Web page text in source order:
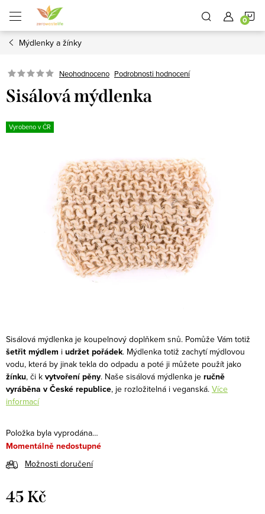
obsah
Mýdlenky a žínky
Neohodnoceno Podrobnosti hodnocení
Sisálová mýdlenka
Vyrobeno v ČR
Sisálová mýdlenka je koupelnový doplňkem snů. Pomůže Vám totiž
šetřit mýdlem i udržet pořádek. Mýdlenka totiž zachytí mýdlovou
vodu, která by jinak tekla do odpadu a poté ji můžete použít jako
žínku, či k vytvořenípěny. Naše sisálová mýdlenka je ručně
vyráběna v České republice, je rozložitelná i veganská. Více
informací
Položka byla vyprodána…
Momentálně nedostupné
Možnosti doručení
45 Kč